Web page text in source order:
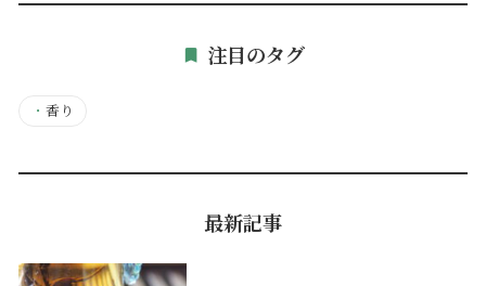
注目のタグ
・ 香り
最新記事